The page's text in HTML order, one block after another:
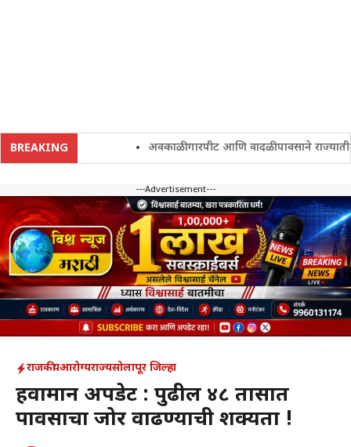
BREAKING अवकाळी गारपीट आणि वादळी पावसाने राज्यातील
---Advertisement---
राजकीयआरोग्यराज्यसोलापूर जिल्हा
हवामान अपडेट : पुढील ४८ तासात
पावसाचा जोर वाढण्याची शक्यता !